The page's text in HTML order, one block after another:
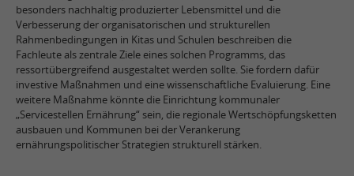
besonders nachhaltig produzierter Lebensmittel und die
Verbesserung der organisatorischen und strukturellen
Rahmenbedingungen in Kitas und Schulen beschreiben die
Fachleute als zentrale Ziele eines solchen Programms, das
ressortübergreifend ausgestaltet werden sollte. Sie fordern dafür
investive Maßnahmen und eine wissenschaftliche Evaluierung. Eine
weitere Maßnahme könnte die Einrichtung kommunaler
„Servicestellen Ernährung“ sein, die regionale Wertschöpfungsketten
ausbauen und Kommunen bei der Verankerung
ernährungspolitischer Strategien strukturell stärken.